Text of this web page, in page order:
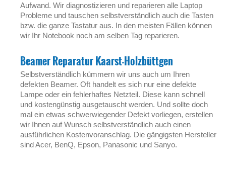
Aufwand. Wir diagnostizieren und reparieren alle Laptop
Probleme und tauschen selbstverständlich auch die Tasten
bzw. die ganze Tastatur aus. In den meisten Fällen können
wir Ihr Notebook noch am selben Tag reparieren.
Beamer Reparatur Kaarst-Holzbüttgen
Selbstverständlich kümmern wir uns auch um Ihren
defekten Beamer. Oft handelt es sich nur eine defekte
Lampe oder ein fehlerhaftes Netzteil. Diese kann schnell
und kostengünstig ausgetauscht werden. Und sollte doch
mal ein etwas schwerwiegender Defekt vorliegen, erstellen
wir Ihnen auf Wunsch selbstverständlich auch einen
ausführlichen Kostenvoranschlag. Die gängigsten Hersteller
sind Acer, BenQ, Epson, Panasonic und Sanyo.